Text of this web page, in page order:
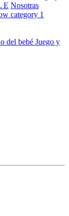
E Nosotras
del bebé Juego y